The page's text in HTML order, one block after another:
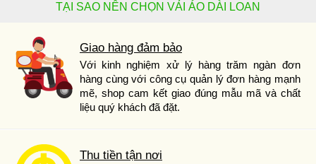
TẠI SAO NÊN CHỌN VẢI ÁO DÀI LOAN
Giao hàng đảm bảo
Với kinh nghiệm xử lý hàng trăm ngàn đơn
hàng cùng với công cụ quản lý đơn hàng mạnh
mẽ, shop cam kết giao đúng mẫu mã và chất
liệu quý khách đã đặt.
Thu tiền tận nơi